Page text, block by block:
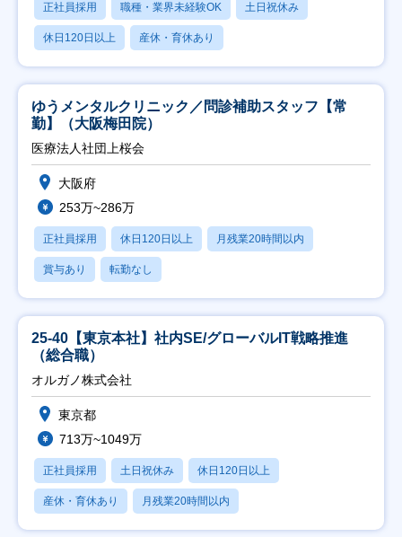
正社員採用 職種・業界未経験OK 土日祝休み
休日120日以上 産休・育休あり
ゆうメンタルクリニック／問診補助スタッフ【常
勤】（大阪梅田院）
医療法人社団上桜会
大阪府
253万~286万
正社員採用 休日120日以上 月残業20時間以内
賞与あり 転勤なし
25-40【東京本社】社内SE/グローバルIT戦略推進
（総合職）
オルガノ株式会社
東京都
713万~1049万
正社員採用 土日祝休み 休日120日以上
産休・育休あり 月残業20時間以内